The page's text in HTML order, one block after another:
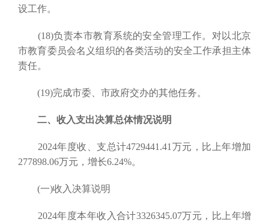
设工作。
(18)负责本市教育系统的安全管理工作。对以北京
市教育委员会名义组织的各类活动的安全工作承担主体
责任。
(19)完成市委、市政府交办的其他任务。
二、收入支出决算总体情况说明
2024年度收、支总计4729441.41万元，比上年增加
277898.06万元，增长6.24%。
(一)收入决算说明
2024年度本年收入合计3326345.07万元，比上年增